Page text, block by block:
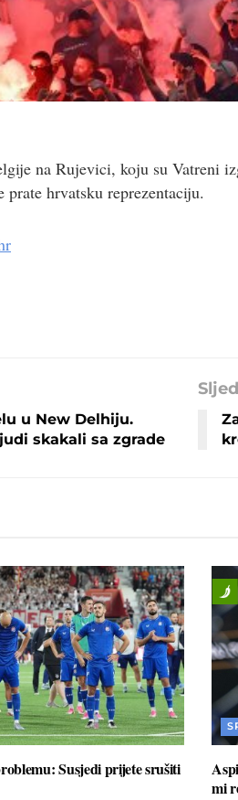
na Rujevici, koju su Vatreni
hrvatsku reprezentaciju.
u New Delhiju.
skakali sa zgrade
Susjedi prijete srušiti
mi